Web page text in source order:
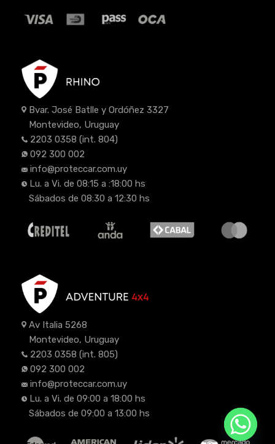
Bvar. José Batlle y Ordóñez 3327
Montevideo, Uruguay
2203 0358 (int. 804)
092 300 002
info@proteccar.com.uy
Lu. a Vi. de 08:15 a :18:00 hs
Sábados de 08:30 a 12:30 hs
Av Italia 5268
Montevideo, Uruguay
2203 0358 (int. 805)
092 300 002
info@proteccar.com.uy
Lu. a Vi. de 09:00 a 18:00 hs
Sábados de 09:00 a 13:00 hs